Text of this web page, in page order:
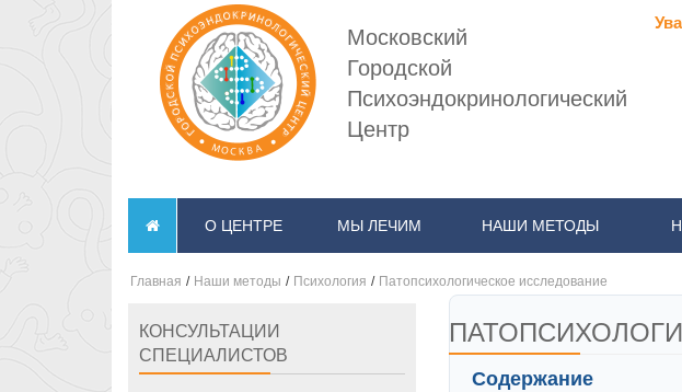
Московский
Городской
Психоэндокринологический
Центр
О ЦЕНТРЕ МЫ ЛЕЧИМ НАШИ МЕТОДЫ
Главная / Наши методы / Психология / Патопсихологическое исследование
КОНСУЛЬТАЦИИ
СПЕЦИАЛИСТОВ
Содержание